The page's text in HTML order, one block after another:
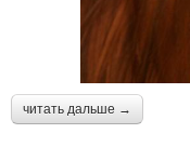
читать дальше →